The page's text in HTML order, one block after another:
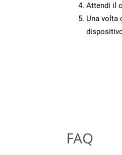
Attendi il
Una volta
FAQ